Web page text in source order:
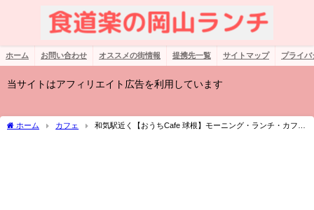
ホーム お問い合わせ オススメの街情報 提携先一覧 サイトマップ プライ
当サイトはアフィリエイト広告を利用しています
ホーム カフェ
和気駅近く【おうちCafe 球根】モーニング・ランチ・カフェ